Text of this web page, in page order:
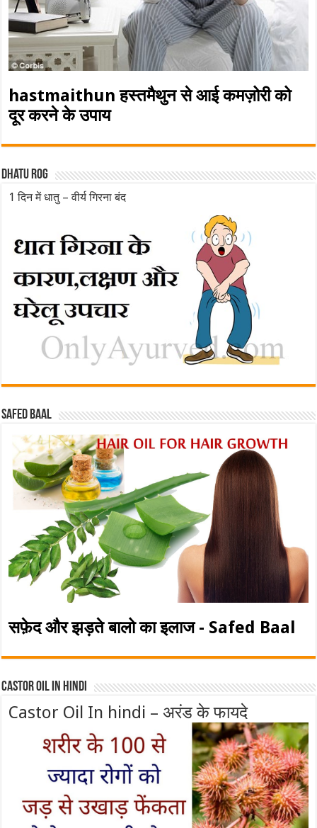
hastmaithun हस्तमैथुन से आई कमज़ोरी को
दूर करने के उपाय
Dhatu rog
1 दिन में धातु – वीर्य गिरना बंद
Safed baal
सफ़ेद और झड़ते बालो का इलाज - Safed Baal
Castor Oil In Hindi
Castor Oil In hindi – अरंड के फायदे